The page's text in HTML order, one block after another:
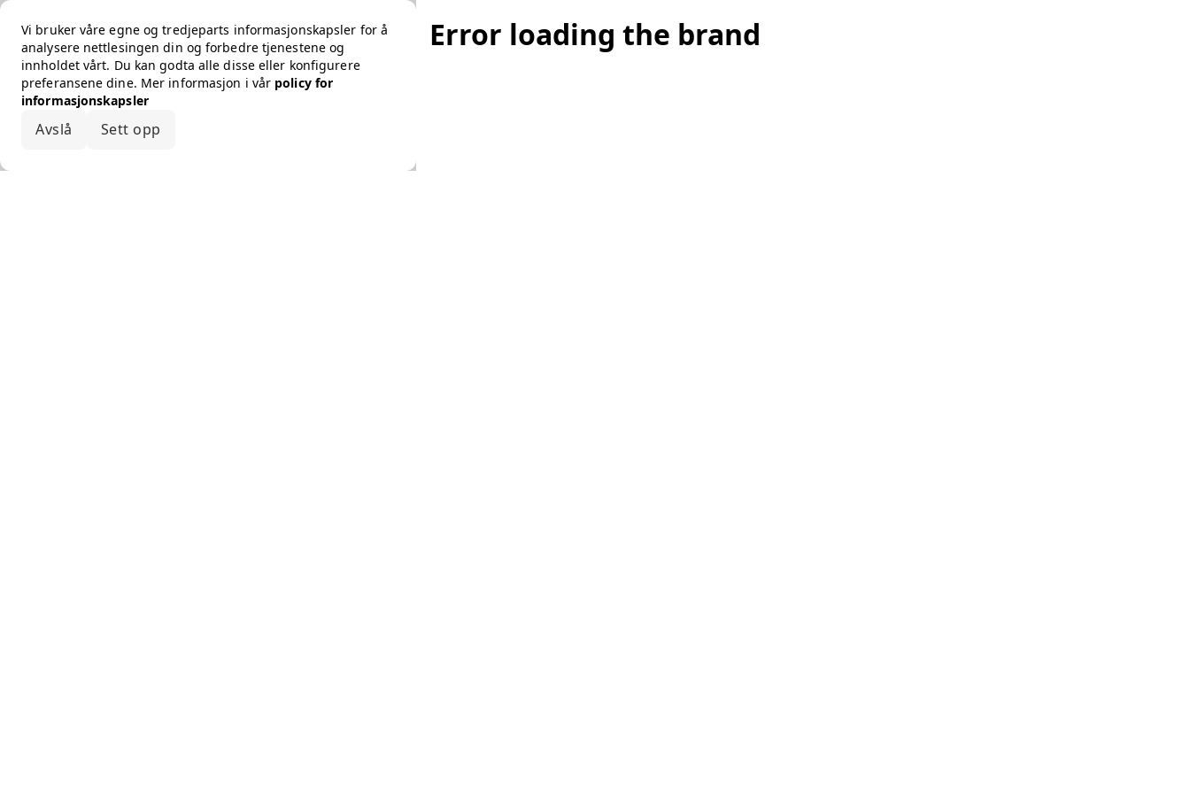
Vi bruker våre egne og tredjeparts informasjonskapsler for å
analysere nettlesingen din og forbedre tjenestene og
innholdet vårt. Du kan godta alle disse eller konfigurere
preferansene dine. Mer informasjon i vår policy for
informasjonskapsler
Avslå Sett opp
Error loading the brand